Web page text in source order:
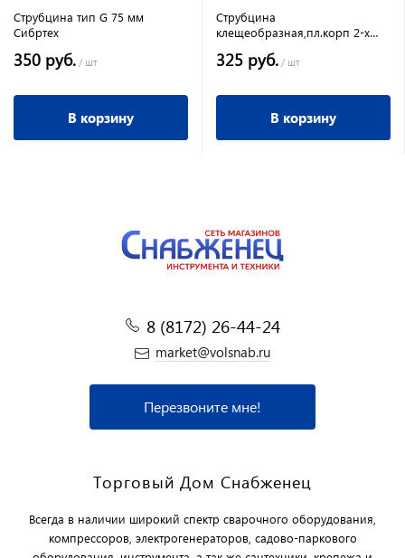
Струбцина тип G 75 мм
Сибртех
350 руб. / шт
В корзину
Струбцина
клещеобразная,пл.корп 2-х
пружина 3-3/16 82мм Сибртех
325 руб. / шт
В корзину
8 (8172) 26-44-24
market@volsnab.ru
Перезвоните мне!
Торговый Дом Снабженец
Всегда в наличии широкий спектр сварочного оборудования,
компрессоров, электрогенераторов, садово-паркового